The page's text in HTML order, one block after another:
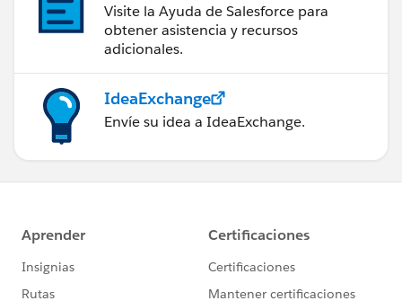
Visite la Ayuda de Salesforce para
obtener asistencia y recursos
adicionales.
IdeaExchange
Envíe su idea a IdeaExchange.